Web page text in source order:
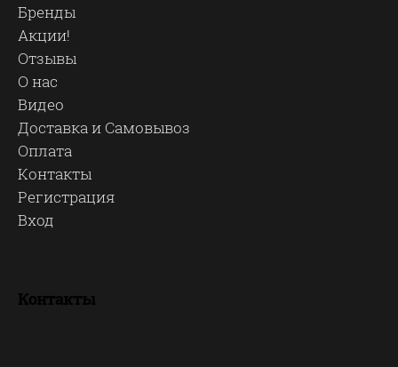
Бренды
Акции!
Отзывы
О нас
Видео
Доставка и Самовывоз
Оплата
Контакты
Регистрация
Вход
Контакты